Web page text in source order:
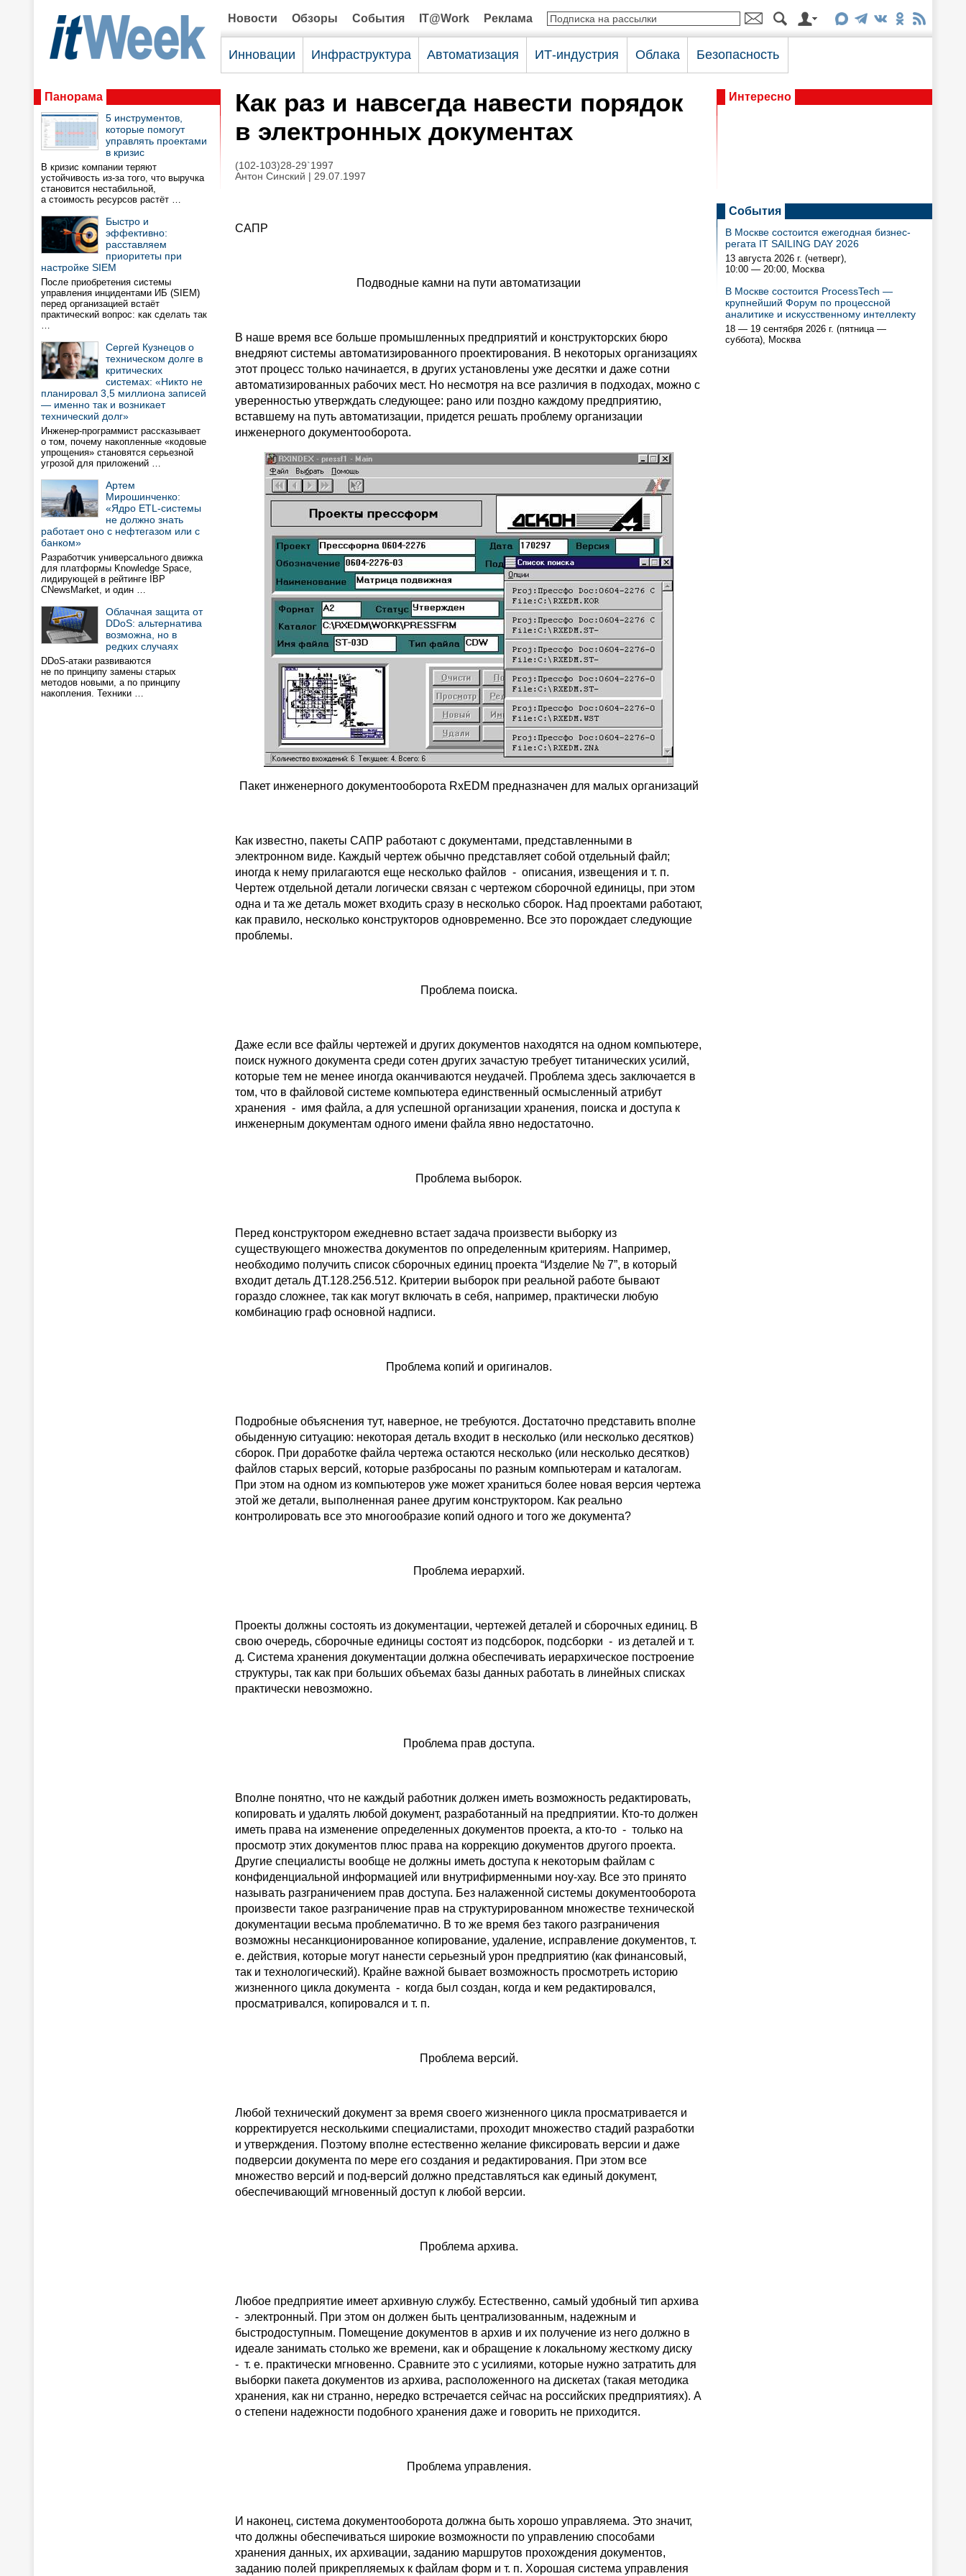
Новости Обзоры События IT@Work Реклама
Инновации Инфраструктура Автоматизация ИТ-индустрия Облака Безопасность
Панорама
5 инструментов,
которые помогут
управлять проектами
в кризис
В кризис компании теряют
устойчивость из-за того, что выручка
становится нестабильной,
а стоимость ресурсов растёт …
Быстро и
эффективно:
расставляем
приоритеты при
настройке SIEM
После приобретения системы
управления инцидентами ИБ (SIEM)
перед организацией встаёт
практический вопрос: как сделать так
…
Сергей Кузнецов о
техническом долге в
критических
системах: «Никто не
планировал 3,5 миллиона записей
— именно так и возникает
технический долг»
Инженер-программист рассказывает
о том, почему накопленные «кодовые
упрощения» становятся серьезной
угрозой для приложений …
Артем
Мирошинченко:
«Ядро ETL-системы
не должно знать
работает оно с нефтегазом или с
банком»
Разработчик универсального движка
для платформы Knowledge Space,
лидирующей в рейтинге IBP
CNewsMarket, и один …
Облачная защита от
DDoS: альтернатива
возможна, но в
редких случаях
DDoS-атаки развиваются
не по принципу замены старых
методов новыми, а по принципу
накопления. Техники …
Как раз и навсегда навести порядок
в электронных документах
(102-103)28-29`1997
Антон Синский | 29.07.1997
САПР
Подводные камни на пути автоматизации
В наше время все больше промышленных предприятий и конструкторских бюро
внедряют системы автоматизированного проектирования. В некоторых организациях
этот процесс только начинается, в других установлены уже десятки и даже сотни
автоматизированных рабочих мест. Но несмотря на все различия в подходах, можно с
уверенностью утверждать следующее: рано или поздно каждому предприятию,
вставшему на путь автоматизации, придется решать проблему организации
инженерного документооборота.
Пакет инженерного документооборота RxEDM предназначен для малых организаций
Как известно, пакеты САПР работают с документами, представленными в
электронном виде. Каждый чертеж обычно представляет собой отдельный файл;
иногда к нему прилагаются еще несколько файлов - описания, извещения и т. п.
Чертеж отдельной детали логически связан с чертежом сборочной единицы, при этом
одна и та же деталь может входить сразу в несколько сборок. Над проектами работают,
как правило, несколько конструкторов одновременно. Все это порождает следующие
проблемы.
Проблема поиска.
Даже если все файлы чертежей и других документов находятся на одном компьютере,
поиск нужного документа среди сотен других зачастую требует титанических усилий,
которые тем не менее иногда оканчиваются неудачей. Проблема здесь заключается в
том, что в файловой системе компьютера единственный осмысленный атрибут
хранения - имя файла, а для успешной организации хранения, поиска и доступа к
инженерным документам одного имени файла явно недостаточно.
Проблема выборок.
Перед конструктором ежедневно встает задача произвести выборку из
существующего множества документов по определенным критериям. Например,
необходимо получить список сборочных единиц проекта “Изделие № 7”, в который
входит деталь ДТ.128.256.512. Критерии выборок при реальной работе бывают
гораздо сложнее, так как могут включать в себя, например, практически любую
комбинацию граф основной надписи.
Проблема копий и оригиналов.
Подробные объяснения тут, наверное, не требуются. Достаточно представить вполне
обыденную ситуацию: некоторая деталь входит в несколько (или несколько десятков)
сборок. При доработке файла чертежа остаются несколько (или несколько десятков)
файлов старых версий, которые разбросаны по разным компьютерам и каталогам.
При этом на одном из компьютеров уже может храниться более новая версия чертежа
этой же детали, выполненная ранее другим конструктором. Как реально
контролировать все это многообразие копий одного и того же документа?
Проблема иерархий.
Проекты должны состоять из документации, чертежей деталей и сборочных единиц. В
свою очередь, сборочные единицы состоят из подсборок, подсборки - из деталей и т.
д. Система хранения документации должна обеспечивать иерархическое построение
структуры, так как при больших объемах базы данных работать в линейных списках
практически невозможно.
Проблема прав доступа.
Вполне понятно, что не каждый работник должен иметь возможность редактировать,
копировать и удалять любой документ, разработанный на предприятии. Кто-то должен
иметь права на изменение определенных документов проекта, а кто-то - только на
просмотр этих документов плюс права на коррекцию документов другого проекта.
Другие специалисты вообще не должны иметь доступа к некоторым файлам с
конфиденциальной информацией или внутрифирменными ноу-хау. Все это принято
называть разграничением прав доступа. Без налаженной системы документооборота
произвести такое разграничение прав на структурированном множестве технической
документации весьма проблематично. В то же время без такого разграничения
возможны несанкционированное копирование, удаление, исправление документов, т.
е. действия, которые могут нанести серьезный урон предприятию (как финансовый,
так и технологический). Крайне важной бывает возможность просмотреть историю
жизненного цикла документа - когда был создан, когда и кем редактировался,
просматривался, копировался и т. п.
Проблема версий.
Любой технический документ за время своего жизненного цикла просматривается и
корректируется несколькими специалистами, проходит множество стадий разработки
и утверждения. Поэтому вполне естественно желание фиксировать версии и даже
подверсии документа по мере его создания и редактирования. При этом все
множество версий и под-версий должно представляться как единый документ,
обеспечивающий мгновенный доступ к любой версии.
Проблема архива.
Любое предприятие имеет архивную службу. Естественно, самый удобный тип архива
- электронный. При этом он должен быть централизованным, надежным и
быстродоступным. Помещение документов в архив и их получение из него должно в
идеале занимать столько же времени, как и обращение к локальному жесткому диску
- т. е. практически мгновенно. Сравните это с усилиями, которые нужно затратить для
выборки пакета документов из архива, расположенного на дискетах (такая методика
хранения, как ни странно, нередко встречается сейчас на российских предприятиях). А
о степени надежности подобного хранения даже и говорить не приходится.
Проблема управления.
И наконец, система документооборота должна быть хорошо управляема. Это значит,
что должны обеспечиваться широкие возможности по управлению способами
хранения данных, их архивации, заданию маршрутов прохождения документов,
заданию полей прикрепляемых к файлам форм и т. п. Хорошая система управления
Интересно
События
В Москве состоится ежегодная бизнес-
регата IT SAILING DAY 2026
13 августа 2026 г. (четверг),
10:00 — 20:00, Москва
В Москве состоится ProcessTech —
крупнейший Форум по процессной
аналитике и искусственному интеллекту
18 — 19 сентября 2026 г. (пятница —
суббота), Москва